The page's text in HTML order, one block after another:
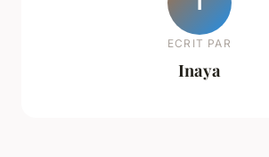
ECRIT PAR
Inaya